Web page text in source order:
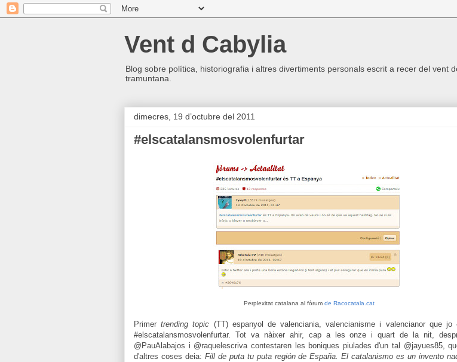
Vent d Cabylia
Blog sobre política, historiografia i altres divertiments personals escrit a recer del vent
tramuntana.
dimecres, 19 d’octubre del 2011
#elscatalansmosvolenfurtar
Perplexitat catalana al fòrum de Racocatala.cat
Primertrending topic (TT) espanyol de valenciania, valencianisme i valencianor que jo
#elscatalansmosvolenfurtar. Tot va nàixer ahir, cap a les onze i quart de la nit,
@PauAlabajos i @raquelescriva contestaren les boniques piulades d'un tal @jayues85,
d'altres coses deia: Fill de puta tu puta región de España. El catalanismo es un invento